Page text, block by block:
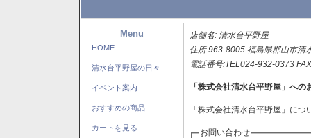
Menu
HOME
清水台平野屋の日々
イベント案内
おすすめの商品
カートを見る
店舗名: 清水台平野屋
住所:963-8005 福島県郡山市清
電話番号:TEL024-932-0373
「株式会社清水台平野屋」への
「株式会社清水台平野屋」に
お問い合わせ